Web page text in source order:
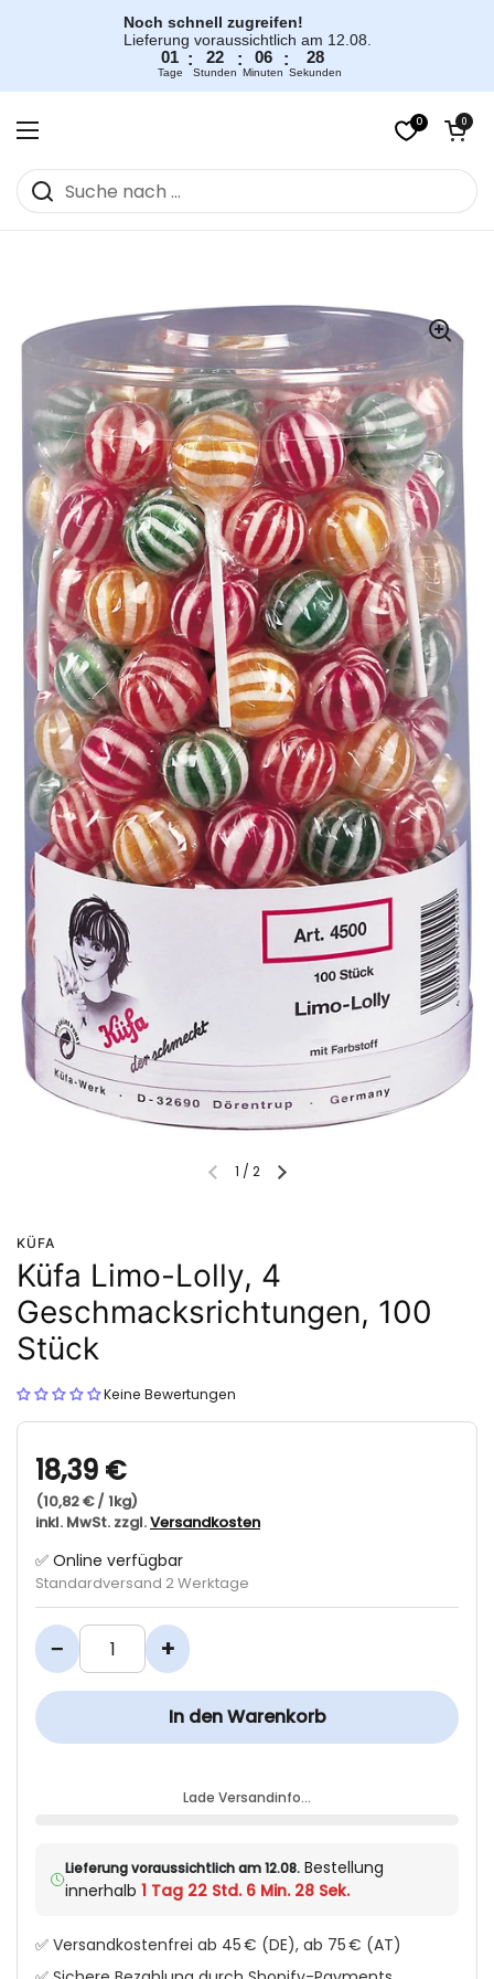
Noch schnell zugreifen!
Lieferung voraussichtlich am 12.08.
01
Tage
: 22
Stunden
: 06
Minuten
: 28
Sekunden
Menü öffnen
0Warenkorb
0
1 / 2
KÜFA
Küfa Limo-Lolly, 4
Geschmacksrichtungen, 100
Stück
Keine Bewertungen
18,39 €
(10,82 € / 1kg)
inkl. MwSt. zzgl.Versandkosten
✅ Online verfügbar
Standardversand 2 Werktage
− +
In den Warenkorb
Lade Versandinfo…
Lieferung voraussichtlich am 12.08. Bestellung
innerhalb1 Tag 22 Std. 6 Min. 28 Sek.
✅ Versandkostenfrei ab 45 € (DE), ab 75 € (AT)